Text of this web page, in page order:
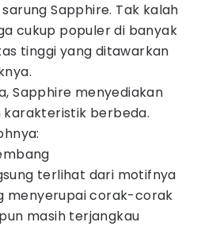
Sapphire. Tak kalah
cukup populer di banyak
tinggi yang ditawarkan
Sapphire menyediakan
karakteristik berbeda.
terlihat dari motifnya
menyerupai corak-corak
masih terjangkau